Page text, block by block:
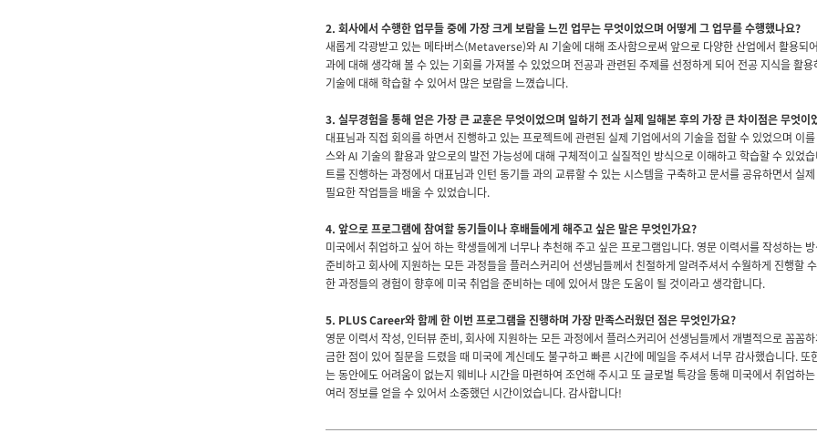
2. 회사에서 수행한 업무들 중에 가장 크게 보람을 느낀 업무는 무엇이었으며 어떻게 그 업무를 수행했나요?
새롭게 각광받고 있는 메타버스(Metaverse)와 AI 기술에 대해 조사함으로써 앞으로 다양한 산업에서 활용되
과에 대해 생각해 볼 수 있는 기회를 가져볼 수 있었으며 전공과 관련된 주제를 선정하게 되어 전공 지식을 활
기술에 대해 학습할 수 있어서 많은 보람을 느꼈습니다.
3. 실무경험을 통해 얻은 가장 큰 교훈은 무엇이었으며 일하기 전과 실제 일해본 후의 가장 큰 차이점은 무엇이
대표님과 직접 회의를 하면서 진행하고 있는 프로젝트에 관련된 실제 기업에서의 기술을 접할 수 있었으며 이
스와 AI 기술의 활용과 앞으로의 발전 가능성에 대해 구체적이고 실질적인 방식으로 이해하고 학습할 수 있었
트를 진행하는 과정에서 대표님과 인턴 동기들 과의 교류할 수 있는 시스템을 구축하고 문서를 공유하면서 실
필요한 작업들을 배울 수 있었습니다.
4. 앞으로 프로그램에 참여할 동기들이나 후배들에게 해주고 싶은 말은 무엇인가요?
미국에서 취업하고 싶어 하는 학생들에게 너무나 추천해 주고 싶은 프로그램입니다. 영문 이력서를 작성하는
준비하고 회사에 지원하는 모든 과정들을 플러스커리어 선생님들께서 친절하게 알려주셔서 수월하게 진행할
한 과정들의 경험이 향후에 미국 취업을 준비하는 데에 있어서 많은 도움이 될 것이라고 생각합니다.
5. PLUS Career와 함께 한 이번 프로그램을 진행하며 가장 만족스러웠던 점은 무엇인가요?
영문 이력서 작성, 인터뷰 준비, 회사에 지원하는 모든 과정에서 플러스커리어 선생님들께서 개별적으로 꼼꼼
금한 점이 있어 질문을 드렸을 때 미국에 계신데도 불구하고 빠른 시간에 메일을 주셔서 너무 감사했습니다. 또
는 동안에도 어려움이 없는지 웨비나 시간을 마련하여 조언해 주시고 또 글로벌 특강을 통해 미국에서 취업하
여러 정보를 얻을 수 있어서 소중했던 시간이었습니다. 감사합니다!